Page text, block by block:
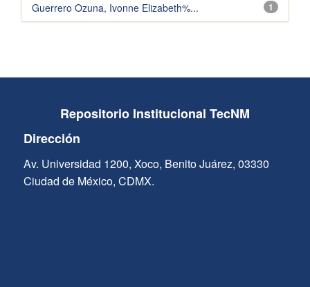
1
Guerrero Ozuna, Ivonne Elizabeth%...
Repositorio Institucional TecNM
Dirección
Av. Universidad 1200, Xoco, Benito Juárez, 03330
Ciudad de México, CDMX.